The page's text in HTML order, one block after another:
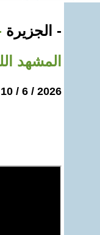
- الجزيرة
المشهد
2026 / 6 / 10